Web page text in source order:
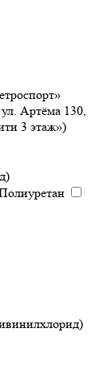
Артёма 130,
3 этаж»)